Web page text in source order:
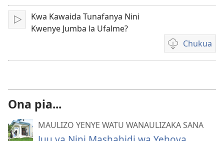
Fungua
Kwa Kawaida Tunafanya Nini
Kwenye Jumba la Ufalme?
Chukua
Njia
mbalimbali
Ona pia...
MAULIZO YENYE WATU WANAULIZAKA SANA